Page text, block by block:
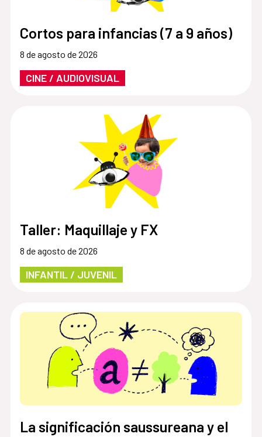
Cortos para infancias (7 a 9 años)
8 de agosto de 2026
CINE / AUDIOVISUAL
Taller: Maquillaje y FX
8 de agosto de 2026
INFANTIL / JUVENIL
La significación saussureana y el